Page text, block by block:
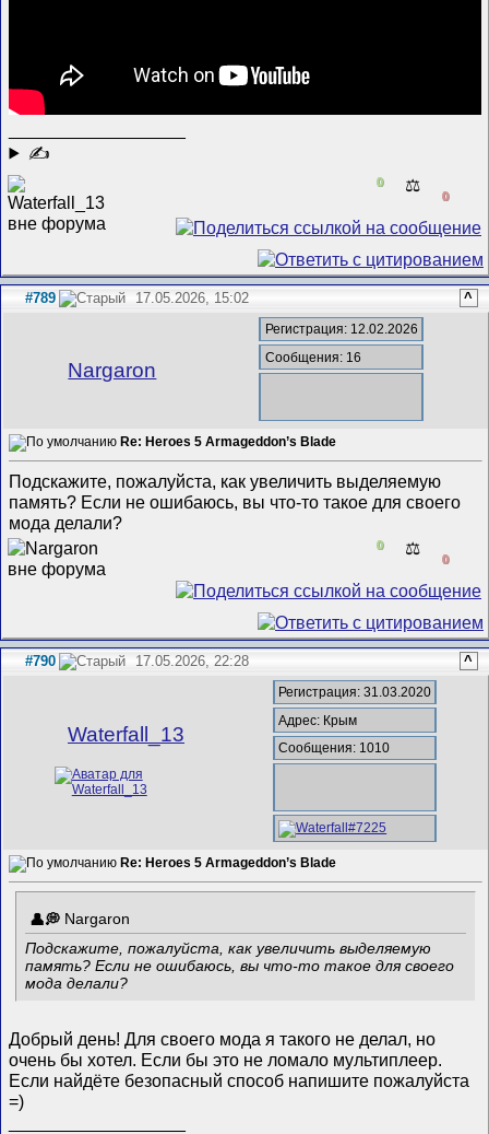
✍
0 ⚖️
0
#789 17.05.2026, 15:02 ^
Nargaron
Регистрация: 12.02.2026
Сообщения: 16
Re: Heroes 5 Armageddon’s Blade
Подскажите, пожалуйста, как увеличить выделяемую
память? Если не ошибаюсь, вы что-то такое для своего
мода делали?
0 ⚖️
0
#790 17.05.2026, 22:28 ^
Waterfall_13
Регистрация: 31.03.2020
Адрес: Крым
Сообщения: 1010
Re: Heroes 5 Armageddon’s Blade
Nargaron
Подскажите, пожалуйста, как увеличить выделяемую
память? Если не ошибаюсь, вы что-то такое для своего
мода делали?
Добрый день! Для своего мода я такого не делал, но
очень бы хотел. Если бы это не ломало мультиплеер.
Если найдёте безопасный способ напишите пожалуйста
=)